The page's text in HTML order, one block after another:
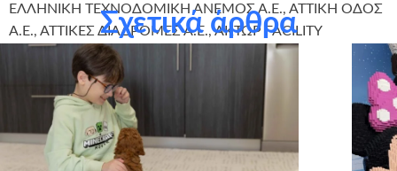
ΕΛΛΗΝΙΚΗ ΤΕΧΝΟΔΟΜΙΚΗ ΑΝΕΜΟΣ Α.Ε., ΑΤΤΙΚΗ ΟΔΟΣ
Α.Ε., ΑΤΤΙΚΕΣ ΔΙΑΔΡΟΜΕΣ Α.Ε., ΑΚΤΩΡ FACILITY
MANAGEMENT).
Σχετικά άρθρα